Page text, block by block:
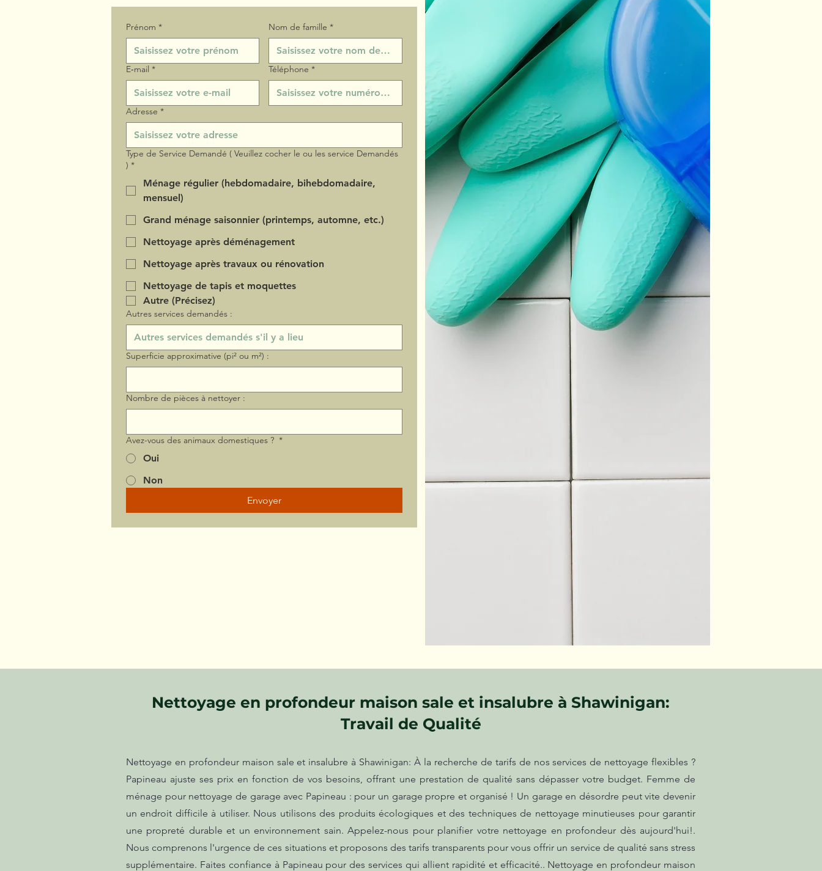
Prénom * Nom de famille *
E‑mail * Téléphone *
Adresse *
Type de Service Demandé ( Veuillez cocher le ou les service Demandés
) *
Ménage régulier (hebdomadaire, bihebdomadaire,
mensuel)
Grand ménage saisonnier (printemps, automne, etc.)
Nettoyage après déménagement
Nettoyage après travaux ou rénovation
Nettoyage de tapis et moquettes
Autre (Précisez)
Autres services demandés :
Superficie approximative (pi² ou m²) :
Nombre de pièces à nettoyer :
Avez-vous des animaux domestiques ? *
Oui
Non
Envoyer
Nettoyage en profondeur maison sale et insalubre à Shawinigan:
Travail de Qualité
Nettoyage en profondeur maison sale et insalubre à Shawinigan: À la recherche de tarifs de nos services de nettoyage flexibles ?
Papineau ajuste ses prix en fonction de vos besoins, offrant une prestation de qualité sans dépasser votre budget. Femme de
ménage pour nettoyage de garage avec Papineau : pour un garage propre et organisé ! Un garage en désordre peut vite devenir
un endroit difficile à utiliser. Nous utilisons des produits écologiques et des techniques de nettoyage minutieuses pour garantir
une propreté durable et un environnement sain. Appelez-nous pour planifier votre nettoyage en profondeur dès aujourd'hui!.
Nous comprenons l'urgence de ces situations et proposons des tarifs transparents pour vous offrir un service de qualité sans stress
supplémentaire. Faites confiance à Papineau pour des services qui allient rapidité et efficacité.. Nettoyage en profondeur maison